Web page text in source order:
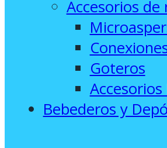
Accesorios de
Goteros
Accesorios
Bebederos y